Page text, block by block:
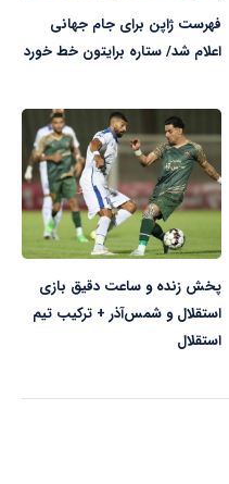
فهرست ژاپن برای جام جهانی
اعلام شد/ ستاره برایتون خط خورد
پخش زنده و ساعت دقیق بازی
استقلال و شمس‌آذر + ترکیب تیم
استقلال